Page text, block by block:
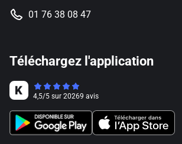
01 76 38 08 47
Téléchargez l'application
4,5/5 sur 20269 avis